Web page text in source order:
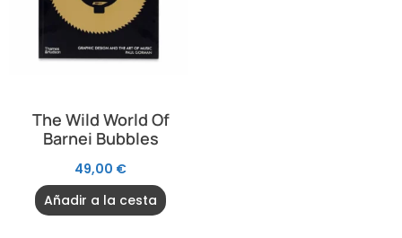
The Wild World Of
Barnei Bubbles
49,00 €
Añadir a la cesta